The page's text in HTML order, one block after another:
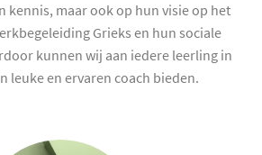
kennis, maar ook op hun visie op het
Grieks en hun sociale
kunnen wij aan iedere leerling in
leuke en ervaren coach bieden.